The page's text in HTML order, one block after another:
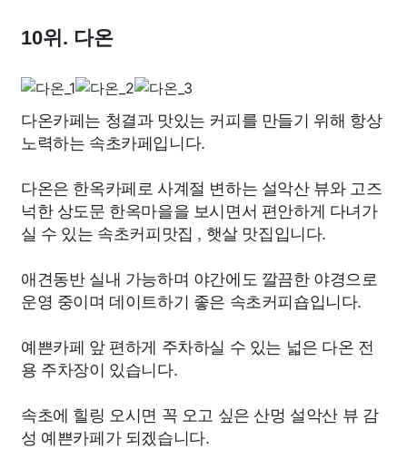
10위. 다온
다온카페는 청결과 맛있는 커피를 만들기 위해 항상
노력하는 속초카페입니다.
다온은 한옥카페로 사계절 변하는 설악산 뷰와 고즈
넉한 상도문 한옥마을을 보시면서 편안하게 다녀가
실 수 있는 속초커피맛집 , 햇살 맛집입니다.
애견동반 실내 가능하며 야간에도 깔끔한 야경으로
운영 중이며 데이트하기 좋은 속초커피숍입니다.
예쁜카페 앞 편하게 주차하실 수 있는 넓은 다온 전
용 주차장이 있습니다.
속초에 힐링 오시면 꼭 오고 싶은 산멍 설악산 뷰 감
성 예쁜카페가 되겠습니다.